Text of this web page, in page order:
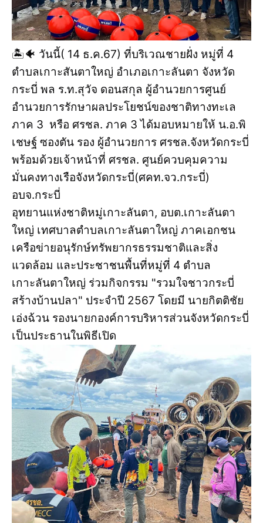
🏝️🐠 วันนี้( 14 ธ.ค.67) ที่บริเวณชายฝั่ง หมู่ที่ 4
ตำบลเกาะสันตาใหญ่ อำเภอเกาะลันตา จังหวัด
กระบี่ พล ร.ท.สุวัจ ดอนสกุล ผู้อำนวยการศูนย์
อำนวยการรักษาผลประโยชน์ของชาติทางทะเล
ภาค 3 หรือ ศรชล. ภาค 3 ได้มอบหมายให้ น.อ.พิ
เชษฐ์ ซองตัน รอง ผู้อำนวยการ ศรชล.จังหวัดกระบี่
พร้อมด้วยเจ้าหน้าที่ ศรชล. ศูนย์ควบคุมความ
มั่นคงทางเรือจังหวัดกระบี่(ศคท.จว.กระบี่)
อบจ.กระบี่
อุทยานแห่งชาติหมู่เกาะลันตา, อบต.เกาะลันตา
ใหญ่ เทศบาลตำบลเกาะลันตาใหญ่ ภาคเอกชน
เครือข่ายอนุรักษ์ทรัพยากรธรรมชาติและสิ่ง
แวดล้อม และประชาชนพื้นที่หมู่ที่ 4 ตำบล
เกาะลันตาใหญ่ ร่วมกิจกรรม "รวมใจชาวกระบี่
สร้างบ้านปลา" ประจำปี 2567 โดยมี นายกิตติชัย
เอ่งฉ้วน รองนายกองค์การบริหารส่วนจังหวัดกระบี่
เป็นประธานในพิธีเปิด